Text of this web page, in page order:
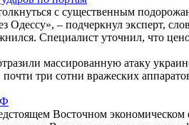
с существенным
– подчеркнул эксперт,
Специалист уточнил, что
массированную атаку
три сотни вражеских
Восточном